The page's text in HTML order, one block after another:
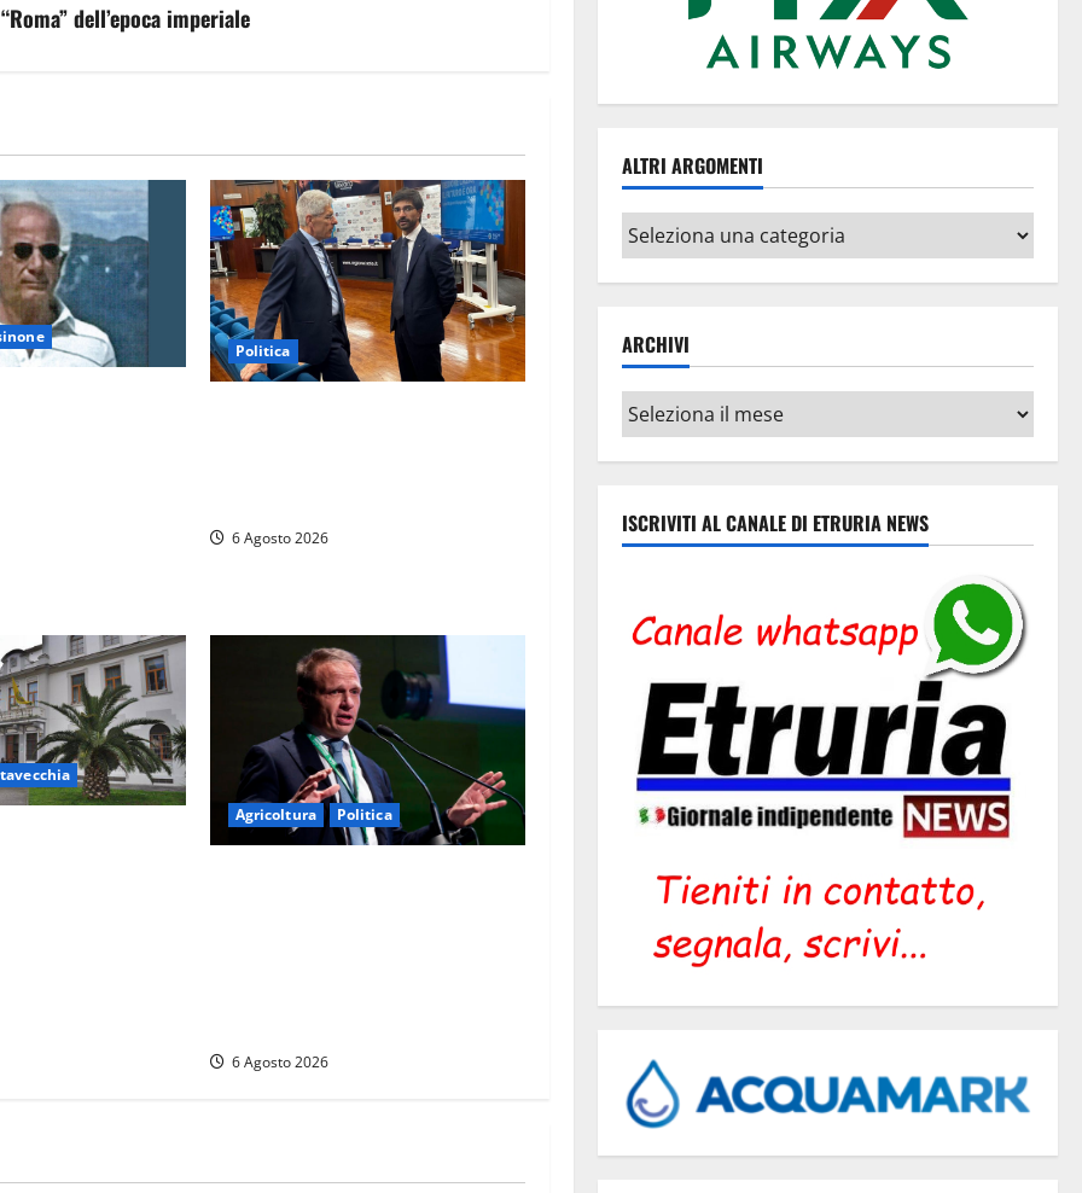
dell’epoca imperiale
Politica
6 Agosto 2026
Agricoltura Politica
6 Agosto 2026
ALTRI ARGOMENTI
Altri
argomenti
ARCHIVI
Archivi
ISCRIVITI AL CANALE DI ETRURIA NEWS